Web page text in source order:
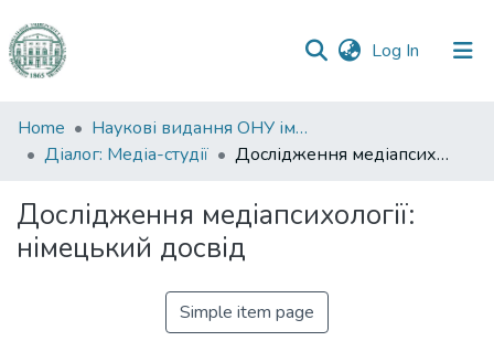
Log In (current)
Communities
&
All of DSpace
Home
Наукові видання ОНУ імені І. І. Мечникова
Діалог: Медіа-студії
Дослідження медіапсихології: німецький досвід
Дослідження медіапсихології:
німецький досвід
Simple item page